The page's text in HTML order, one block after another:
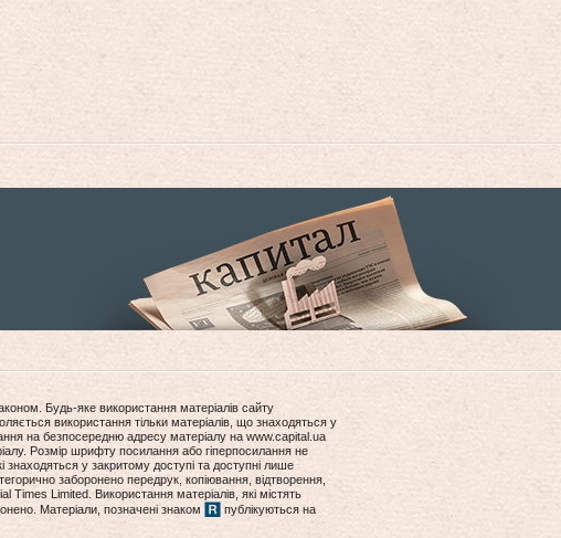
Будь-яке використання матеріалів сайту
використання тільки матеріалів, що знаходяться у
на безпосередню адресу матеріалу на www.capital.ua
Розмір шрифту посилання або гіперпосилання не
у закритому доступі та доступні лише
заборонено передрук, копіювання, відтворення,
Times Limited. Використання матеріалів, які містять
Матеріали, позначені знаком
публікуються на